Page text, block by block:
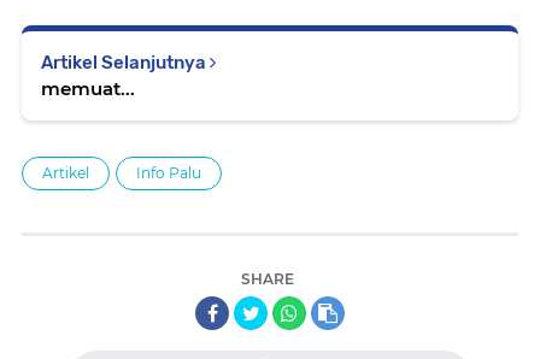
Artikel Selanjutnya
memuat...
Artikel Info Palu
SHARE